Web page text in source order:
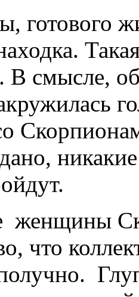
готового
В смысле,
женщины
что